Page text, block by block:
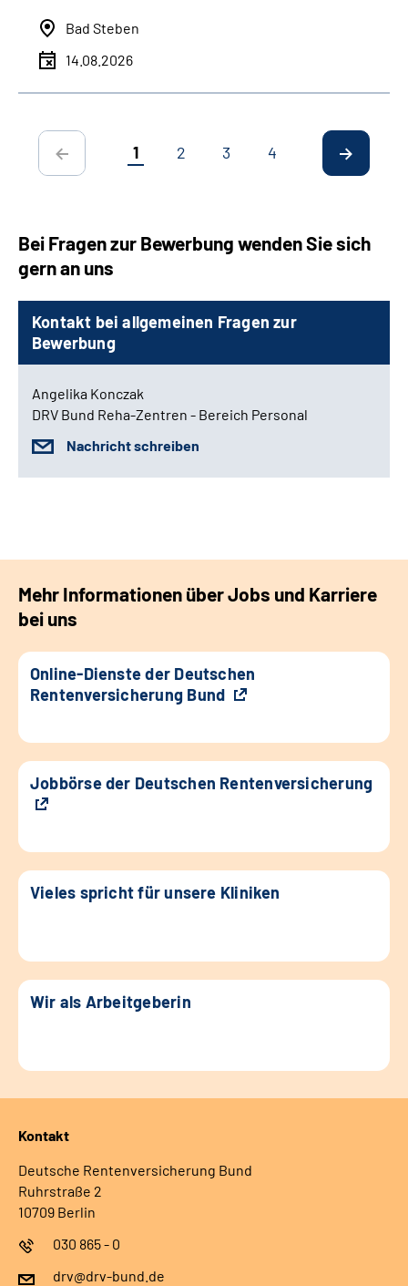
Bad Steben
14.08.2026
1 2 3 4
Bei Fragen zur Bewerbung wenden Sie sich
gern an uns
Kontakt bei allgemeinen Fragen zur
Bewerbung
Angelika Konczak
DRV Bund Reha-Zentren - Bereich Personal
Nachricht schreiben
Mehr Informationen über Jobs und Karriere
bei uns
Online-Dienste der Deutschen
Rentenversicherung Bund
Jobbörse der Deutschen Rentenversicherung
Vieles spricht für unsere Kliniken
Wir als Arbeitgeberin
Kontakt
Deutsche Rentenversicherung Bund
Ruhrstraße 2
10709 Berlin
030 865 - 0
drv@drv-bund.de